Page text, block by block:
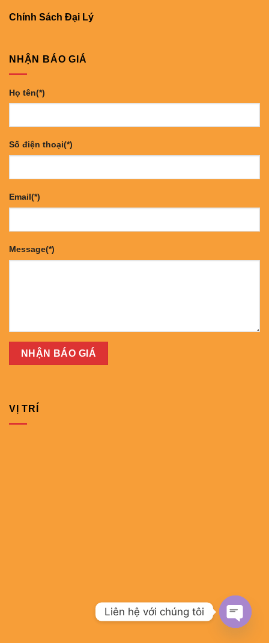
Chính Sách Đại Lý
NHẬN BÁO GIÁ
Họ tên(*)
Số điện thoại(*)
Email(*)
Message(*)
VỊ TRÍ
Liên hệ với chúng tôi